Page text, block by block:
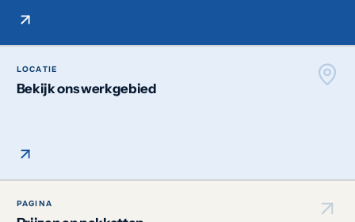
LOCATIE
Bekijk ons werkgebied
PAGINA